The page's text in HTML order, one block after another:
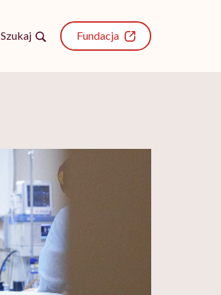
Szukaj Fundacja